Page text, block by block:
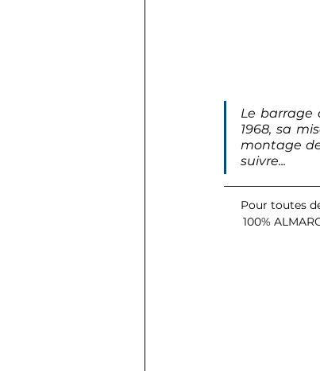
Le barrage
1968, sa
montage
suivre...
100%